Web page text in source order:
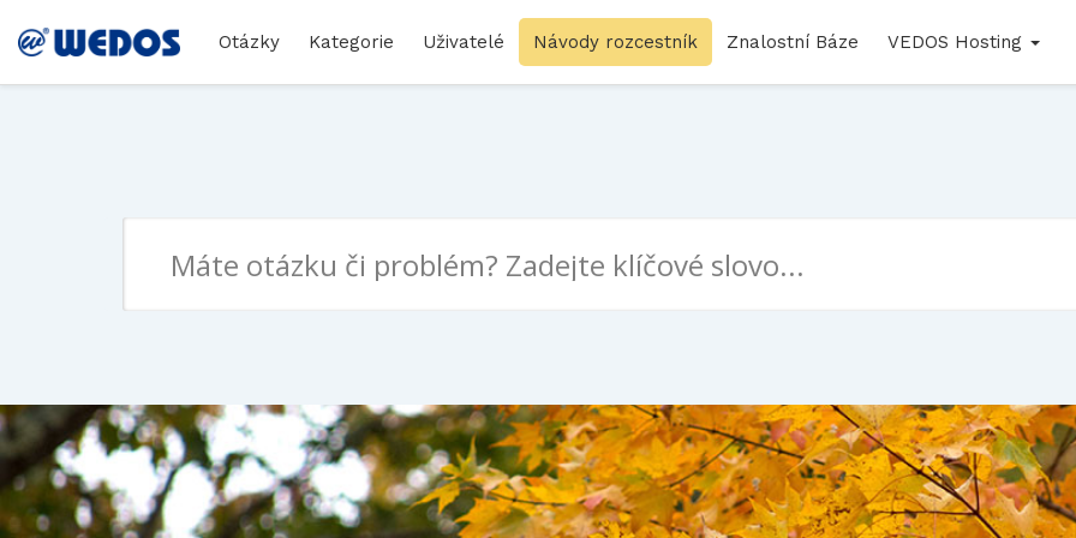
Otázky Kategorie Uživatelé Návody rozcestník Znalostní Báze VEDOS Hosting